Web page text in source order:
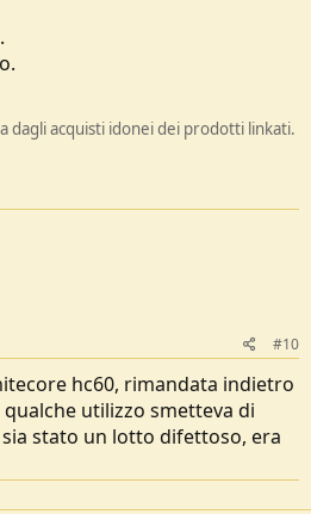
dagli acquisti idonei dei prodotti linkati.
#10
hc60, rimandata indietro
utilizzo smetteva di
stato un lotto difettoso, era